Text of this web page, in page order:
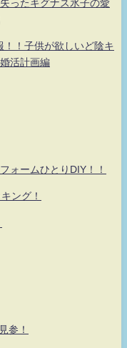
ったキグナス氷子の愛
！！子供が欲しいど陰キ
活計画編
ォームひとりDIY！！
ング！
参！